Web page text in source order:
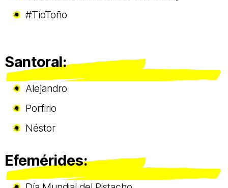
#TíoToño
Santoral:
Alejandro
Porfirio
Néstor
Efemérides: